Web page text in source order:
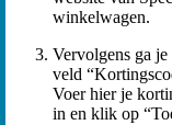
winkelwagen.
Vervolgens ga je
veld
Voer hier je
in en klik op